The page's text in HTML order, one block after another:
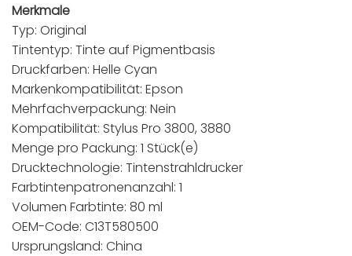
Merkmale
Typ: Original
Tintentyp: Tinte auf Pigmentbasis
Druckfarben: Helle Cyan
Markenkompatibilität: Epson
Mehrfachverpackung: Nein
Kompatibilität: Stylus Pro 3800, 3880
Menge pro Packung: 1 Stück(e)
Drucktechnologie: Tintenstrahldrucker
Farbtintenpatronenanzahl: 1
Volumen Farbtinte: 80 ml
OEM-Code: C13T580500
Ursprungsland: China